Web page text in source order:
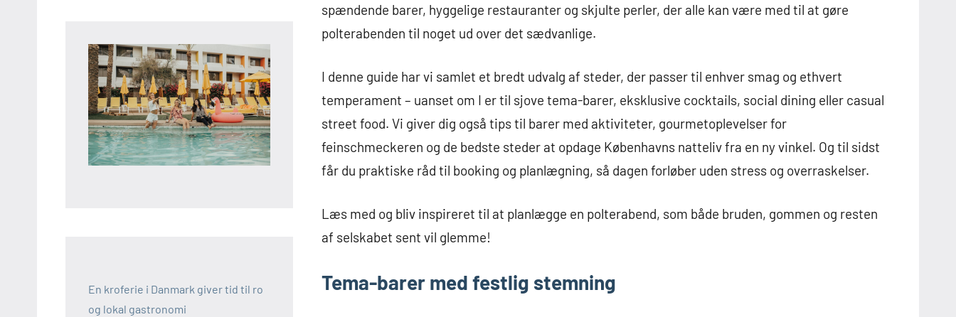
spændende barer, hyggelige restauranter og skjulte perler, der alle kan være med til at gøre
polterabenden til noget ud over det sædvanlige.
I denne guide har vi samlet et bredt udvalg af steder, der passer til enhver smag og ethvert
temperament – uanset om I er til sjove tema-barer, eksklusive cocktails, social dining eller casual
street food. Vi giver dig også tips til barer med aktiviteter, gourmetoplevelser for
feinschmeckeren og de bedste steder at opdage Københavns natteliv fra en ny vinkel. Og til sidst
får du praktiske råd til booking og planlægning, så dagen forløber uden stress og overraskelser.
Læs med og bliv inspireret til at planlægge en polterabend, som både bruden, gommen og resten
af selskabet sent vil glemme!
Tema-barer med festlig stemning
En kroferie i Danmark giver tid til ro
og lokal gastronomi